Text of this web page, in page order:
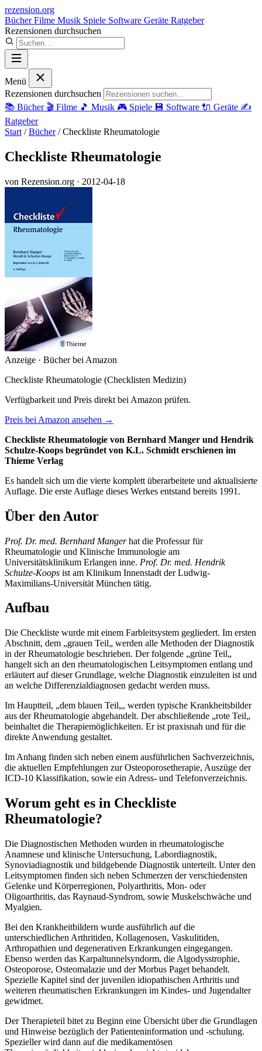
rezension.org
BücherFilme Musik Spiele Software Geräte Ratgeber
Rezensionen durchsuchen
Menü
Rezensionen durchsuchen
📚 Bücher 🎬 Filme 🎵 Musik 🎮 Spiele 💾 Software 🔌 Geräte ✍️
Ratgeber
Start / Bücher / Checkliste Rheumatologie
Checkliste Rheumatologie
von Rezension.org · 2012-04-18
Anzeige · Bücher bei Amazon
Checkliste Rheumatologie (Checklisten Medizin)
Verfügbarkeit und Preis direkt bei Amazon prüfen.
Preis bei Amazon ansehen →
Checkliste Rheumatologie von Bernhard Manger und Hendrik
Schulze-Koops begründet von K.L. Schmidt erschienen im
Thieme Verlag
Es handelt sich um die vierte komplett überarbeitete und aktualisierte
Auflage. Die erste Auflage dieses Werkes entstand bereits 1991.
Über den Autor
Prof. Dr. med. Bernhard Mangerhat die Professur für
Rheumatologie und Klinische Immunologie am
Universitätsklinikum Erlangen inne. Prof. Dr. med. Hendrik
Schulze-Koops ist am Klinikum Innenstadt der Ludwig-
Maximilians-Universität München tätig.
Aufbau
Die Checkliste wurde mit einem Farbleitsystem gegliedert. Im ersten
Abschnitt, dem „grauen Teil„ werden alle Methoden der Diagnostik
in der Rheumatologie beschrieben. Der folgende „grüne Teil„
hangelt sich an den rheumatologischen Leitsymptomen entlang und
erläutert auf dieser Grundlage, welche Diagnostik einzuleiten ist und
an welche Differenzialdiagnosen gedacht werden muss.
Im Hauptteil, „dem blauen Teil„, werden typische Krankheitsbilder
aus der Rheumatologie abgehandelt. Der abschließende „rote Teil„
beinhaltet die Therapiemöglichkeiten. Er ist praxisnah und für die
direkte Anwendung gestaltet.
Im Anhang finden sich neben einem ausführlichen Sachverzeichnis,
die aktuellen Empfehlungen zur Osteoporosetherapie, Auszüge der
ICD-10 Klassifikation, sowie ein Adress- und Telefonverzeichnis.
Worum geht es in Checkliste
Rheumatologie?
Die Diagnostischen Methoden wurden in rheumatologische
Anamnese und klinische Untersuchung, Labordiagnostik,
Synoviadiagnostik und bildgebende Diagnostik unterteilt. Unter den
Leitsymptomen finden sich neben Schmerzen der verschiedensten
Gelenke und Körperregionen, Polyarthritis, Mon- oder
Oligoarthritis, das Raynaud-Syndrom, sowie Muskelschwäche und
Myalgien.
Bei den Krankheitbildern wurde ausführlich auf die
unterschiedlichen Arthritiden, Kollagenosen, Vaskulitiden,
Arthropathien und degenerativen Erkrankungen eingegangen.
Ebenso werden das Karpaltunnelsyndorm, die Algodysstrophie,
Osteoporose, Osteomalazie und der Morbus Paget behandelt.
Spezielle Kapitel sind der juvenilen idiopathischen Arthritis und
weiteren rheumatischen Erkrankungen im Kindes- und Jugendalter
gewidmet.
Der Therapieteil bitet zu Beginn eine Übersicht über die Grundlagen
und Hinweise bezüglich der Patienteninformation und -schulung.
Spezieller wird dann auf die medikamentösen